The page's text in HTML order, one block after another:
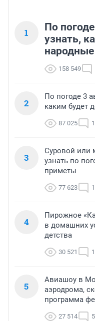
1
По
узнать,
158 549
2
По погоде 3
каким будет
87 025
3
Суровой или
узнать по
приметы
77 623
4
Пирожное
в домашних
детства
30 521
5
Авиашоу в
аэродрома,
программа
27 514